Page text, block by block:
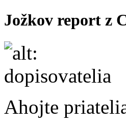
Jožkov report z
Ahojte